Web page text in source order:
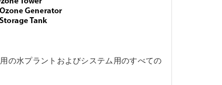
の水プラントおよびシステム用のすべての